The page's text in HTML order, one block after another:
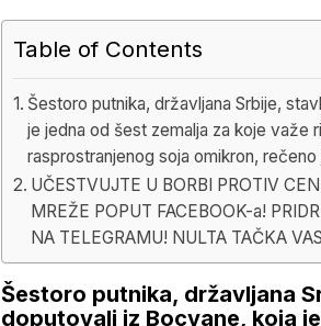
Table of Contents
Šestoro putnika, državljana Srbije,
je jedna od šest zemalja za koje važe
rasprostranjenog soja omikron,
UČESTVUJTE U BORBI PROTIV
MREŽE POPUT FACEBOOK-a!
NA TELEGRAMU! NULTA TAČKA
Šestoro putnika, državljana
doputovali iz Bocvane, koja